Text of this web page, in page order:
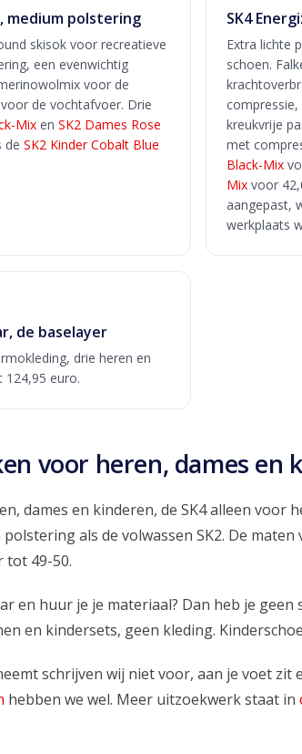
medium polstering
skisok voor recreatieve
een evenwichtig
voor de
de vochtafvoer. Drie
Mix en SK2 Dames Rose
de SK2 Kinder Cobalt Blue
SK4
Extra lichte
schoen.
compressie,
kreukvrije
met
Black-Mix
Mix voor
aangepast,
werkplaats
de baselayer
drie heren en
124,95 euro.
voor heren, dames en
dames en kinderen, de SK4 alleen voor
als de volwassen SK2. De
tot 49-50.
en huur je je materiaal? Dan heb je
en kindersets, geen kleding.
schrijven wij niet voor, aan je voet
hebben we wel. Meer uitzoekwerk staat in